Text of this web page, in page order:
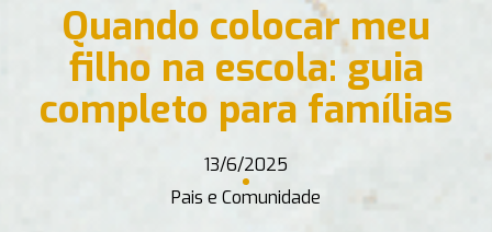
Quando colocar meu
filho na escola: guia
completo para famílias
13/6/2025
Pais e Comunidade